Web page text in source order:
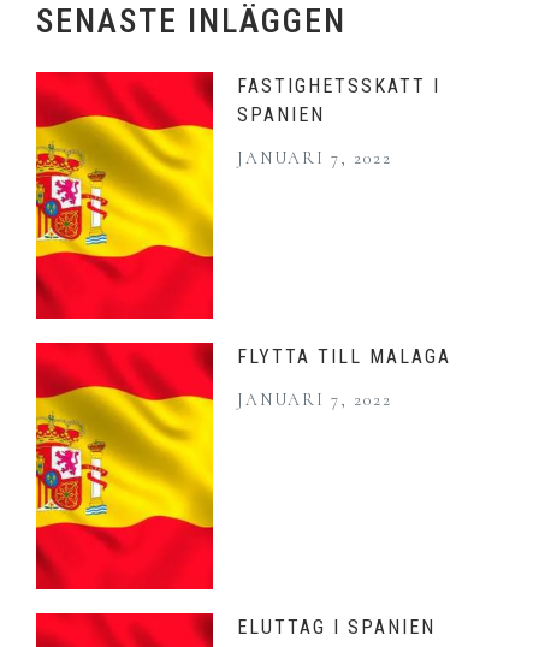
SENASTE INLÄGGEN
FASTIGHETSSKATT I
SPANIEN
JANUARI 7, 2022
FLYTTA TILL MALAGA
JANUARI 7, 2022
ELUTTAG I SPANIEN